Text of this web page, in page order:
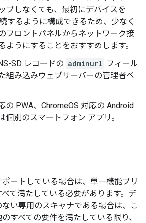
プしなくても、最初にデバイスを
するように構成できるため、少なく
フロントパネルからネットワーク接
ようにすることをおすすめします。
SD レコードの adminurl フィール
組み込みウェブサーバーの管理者ペ
の PWA、ChromeOS 対応の Android
個別のスマートフォン アプリ。
ートしている場合は、単一機能プリ
べて満たしている必要があります。デ
い専用のスキャナである場合は、こ
すべての要件を満たしている限り、